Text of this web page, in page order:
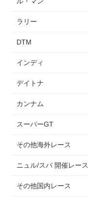
ラリー
DTM
インディ
デイトナ
カンナム
スーパーGT
その他海外レース
ニュル/スパ 開催レース
その他国内レース